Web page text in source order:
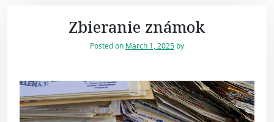
Zbieranie známok
Posted on March 1, 2025 by